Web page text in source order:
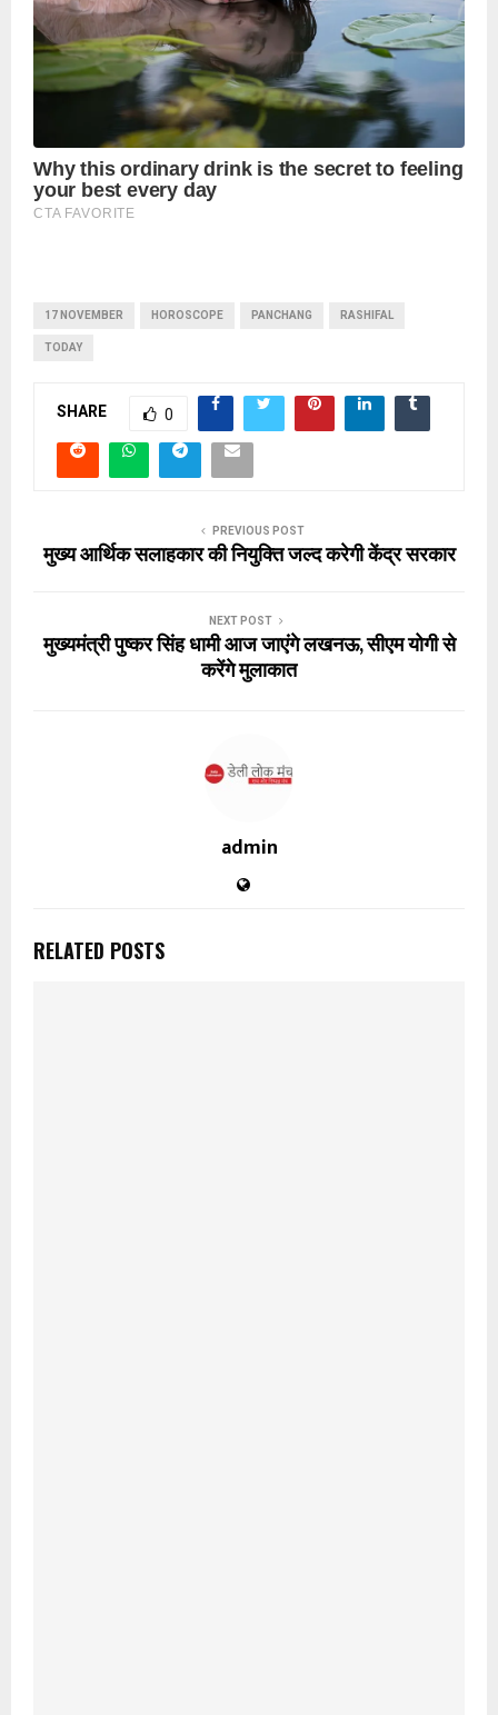
17 NOVEMBER HOROSCOPE PANCHANG RASHIFAL
TODAY
SHARE 0
PREVIOUS POST
मुख्य आर्थिक सलाहकार की नियुक्ति जल्द करेगी केंद्र सरकार
NEXT POST
मुख्यमंत्री पुष्कर सिंह धामी आज जाएंगे लखनऊ, सीएम योगी से
करेंगे मुलाकात
admin
RELATED POSTS